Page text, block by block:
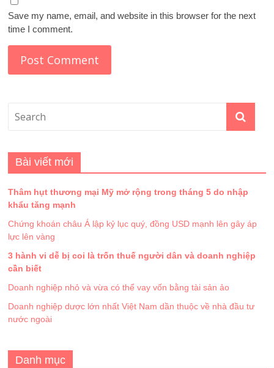
Save my name, email, and website in this browser for the next
time I comment.
Bài viết mới
Thâm hụt thương mại Mỹ mở rộng trong tháng 5 do nhập
khẩu tăng mạnh
Chứng khoán châu Á lập kỷ lục quý, đồng USD mạnh lên gây áp
lực lên vàng
3 hành vi dễ bị coi là trốn thuế người dân và doanh nghiệp
cần biết
Doanh nghiệp nhỏ và vừa có thể vay vốn bằng tài sản ảo
Doanh nghiệp dược lớn nhất Việt Nam dần thuộc về nhà đầu tư
nước ngoài
Danh mục